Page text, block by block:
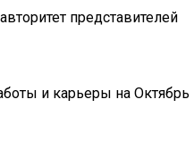
представителей
и карьеры на Октябрь